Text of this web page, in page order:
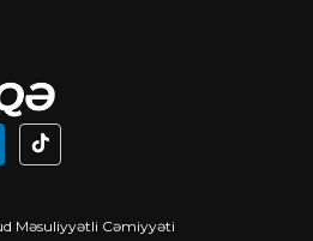
Məsuliyyətli Cəmiyyəti